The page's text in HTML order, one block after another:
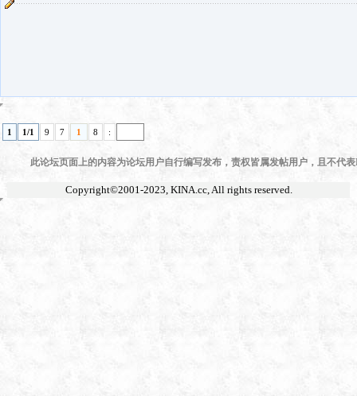
1 1/1 9 7 1 8 :
此论坛页面上的内容为论坛用户自行编写发布，责权皆属发帖用户，且不代
Copyright©2001-2023, KINA.cc, All rights reserved.